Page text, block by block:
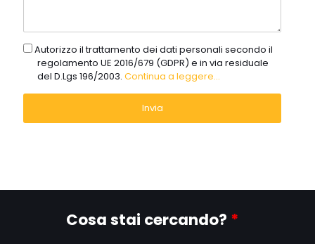
gdprAutorizzo il trattamento dei dati personali secondo il
regolamento UE 2016/679 (GDPR) e in via residuale
del D.Lgs 196/2003. Continua a leggere...
Cosa stai cercando? *